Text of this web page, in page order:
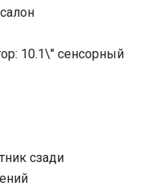
10.1\" сенсорный
сзади